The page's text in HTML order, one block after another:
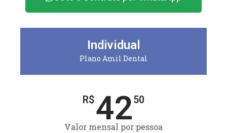
Individual
Plano Amil Dental
R$4250
Valor mensal por pessoa